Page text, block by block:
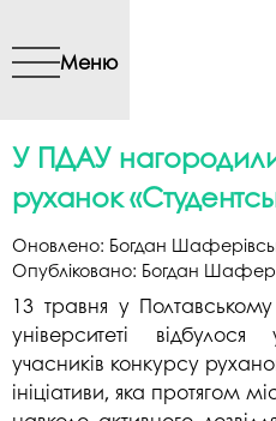
Меню
У ПДАУ
руханок
Оновлено: Богдан
Опубліковано: Богдан
13 травня у
університеті
учасників конкурсу
ініціативи, яка протягом